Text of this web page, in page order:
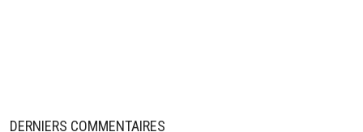
DERNIERS COMMENTAIRES